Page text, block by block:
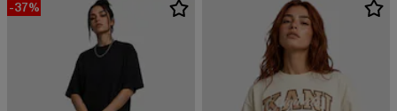
-37%